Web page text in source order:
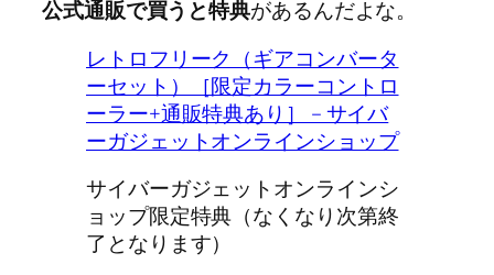
公式通販で買うと特典があるんだよな。
レトロフリーク（ギアコンバータ
ーセット）［限定カラーコントロ
ーラー+通販特典あり］ – サイバ
ーガジェットオンラインショップ
サイバーガジェットオンラインシ
ョップ限定特典（なくなり次第終
了となります）